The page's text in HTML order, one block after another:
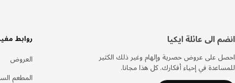
أسفل
الصفحة
انضم الى عائلة ايكيا
احصل على عروض حصرية وإلهام وغير ذلك الكثير
للمساعدة في إحياء أفكارك. كل هذا مجانا.
روابط
العروض
المطعم